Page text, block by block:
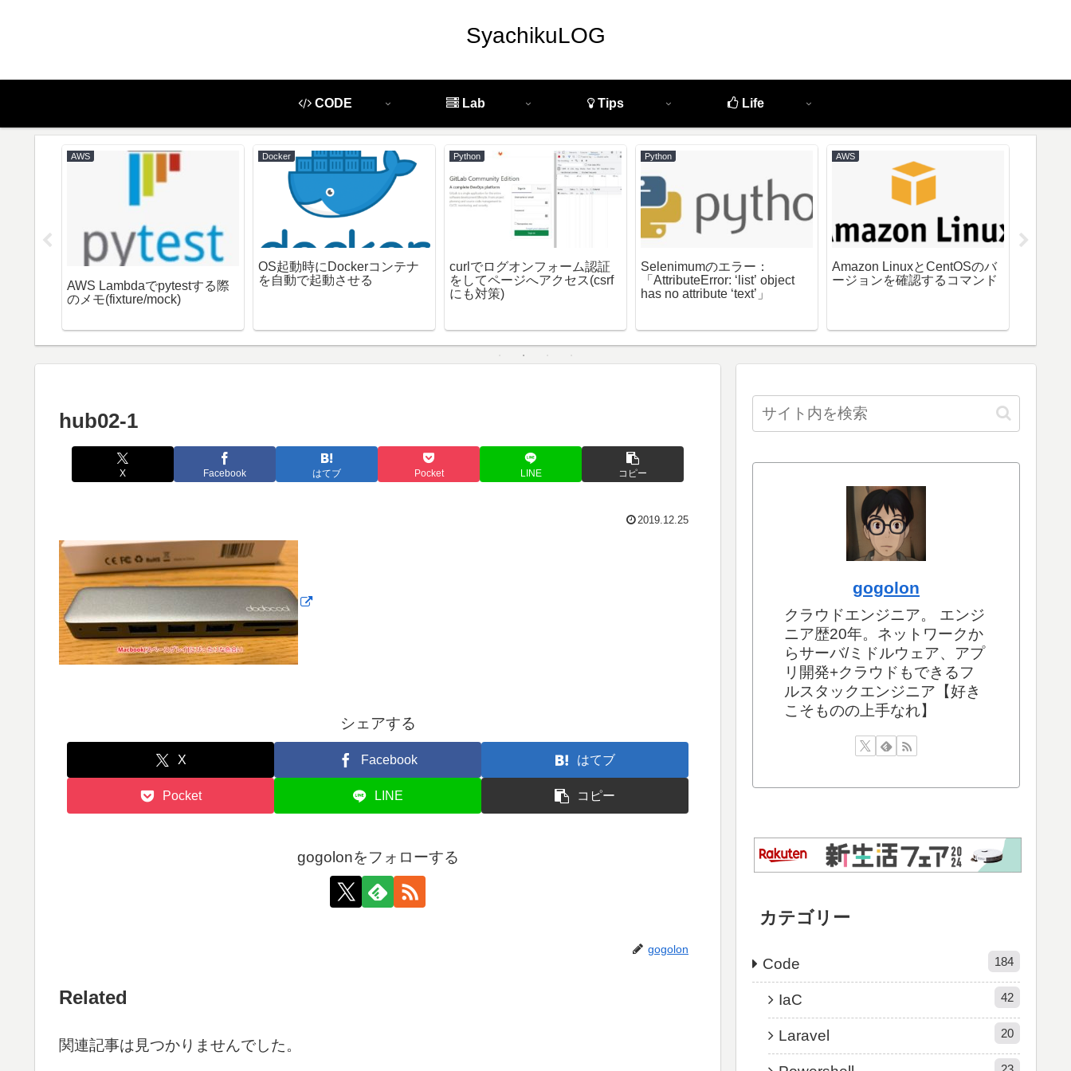
SyachikuLOG
CODE Lab Tips Life
AWS
AWS Lambdaでpytestする際
のメモ(fixture/mock)
Docker
OS起動時にDockerコンテナ
を自動で起動させる
Python
curlでログオンフォーム認証
をしてページへアクセス(csrf
にも対策)
Python
Selenimumのエラー：
「AttributeError: ‘list’ object
has no attribute ‘text’」
AWS
Amazon LinuxとCentOSのバ
ージョンを確認するコマンド
hub02-1
X Facebook はてブ Pocket LINE コピー
2019.12.25
シェアする
X Facebook はてブ
Pocket LINE コピー
gogolonをフォローする
gogolon
Related
関連記事は見つかりませんでした。
gogolon
クラウドエンジニア。 エンジ
ニア歴20年。ネットワークか
らサーバ/ミドルウェア、アプ
リ開発+クラウドもできるフ
ルスタックエンジニア【好き
こそものの上手なれ】
カテゴリー
Code 184
IaC 42
Laravel 20